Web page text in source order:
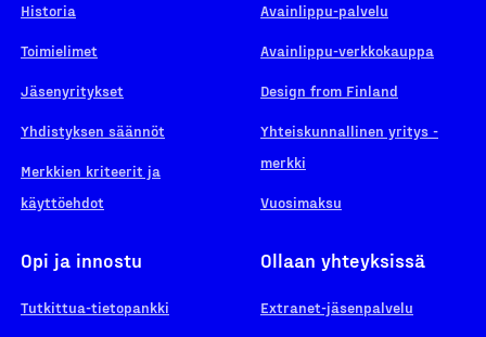
Historia
Toimielimet
Jäsenyritykset
Yhdistyksen säännöt
Merkkien kriteerit ja
käyttöehdot
Avainlippu-palvelu
Avainlippu-verkkokauppa
Design from Finland
Yhteiskunnallinen yritys -
merkki
Vuosimaksu
Opi ja innostu
Tutkittua-tietopankki
Ollaan yhteyksissä
Extranet-jäsenpalvelu